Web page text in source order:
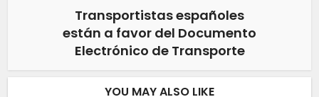
Transportistas españoles
están a favor del Documento
Electrónico de Transporte
YOU MAY ALSO LIKE